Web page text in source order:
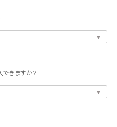
できますか？